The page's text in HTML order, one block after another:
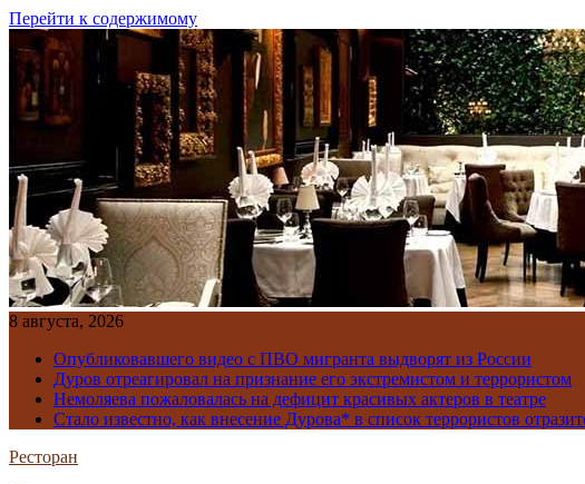
Перейти к содержимому
8 августа, 2026
Опубликовавшего видео с ПВО мигранта выдворят из России
Дуров отреагировал на признание его экстремистом и террористом
Немоляева пожаловалась на дефицит красивых актеров в театре
Стало известно, как внесение Дурова* в список террористов
Ресторан